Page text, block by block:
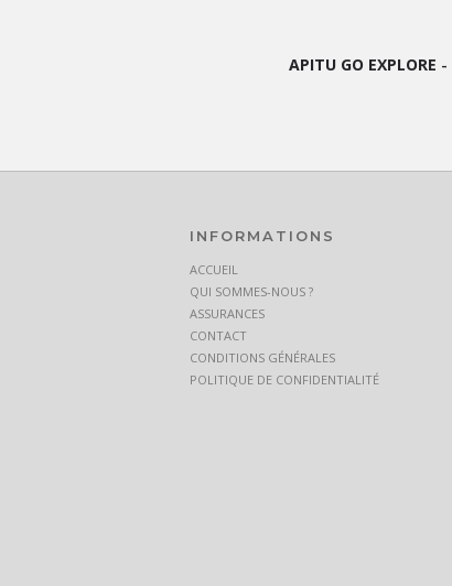
APITU GO EXPLORE -
INFORMATIONS
ACCUEIL
QUI SOMMES-NOUS ?
ASSURANCES
CONTACT
CONDITIONS GÉNÉRALES
POLITIQUE DE CONFIDENTIALITÉ